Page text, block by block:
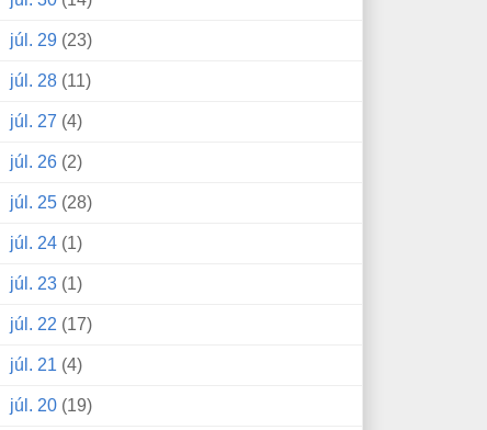
júl. 29 (23)
júl. 28 (11)
júl. 27 (4)
júl. 26 (2)
júl. 25 (28)
júl. 24 (1)
júl. 23 (1)
júl. 22 (17)
júl. 21 (4)
júl. 20 (19)